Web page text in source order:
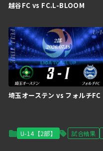
越谷FC vs FC.L-BLOOM
埼玉オーステン vs フォルチFC
U-14【2部】 試合結果